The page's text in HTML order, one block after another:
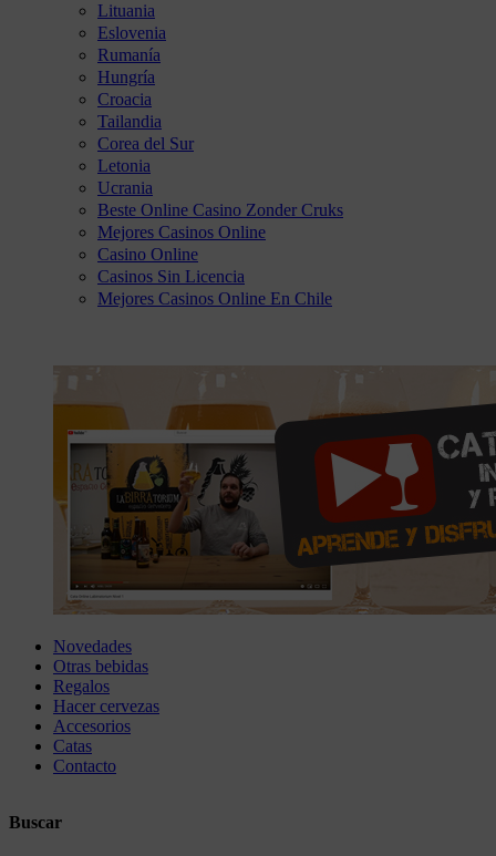
Lituania
Eslovenia
Rumanía
Hungría
Croacia
Tailandia
Corea del Sur
Letonia
Ucrania
Beste Online Casino Zonder Cruks
Mejores Casinos Online
Casino Online
Casinos Sin Licencia
Mejores Casinos Online En Chile
Novedades
Otras bebidas
Regalos
Hacer cervezas
Accesorios
Catas
Contacto
Buscar